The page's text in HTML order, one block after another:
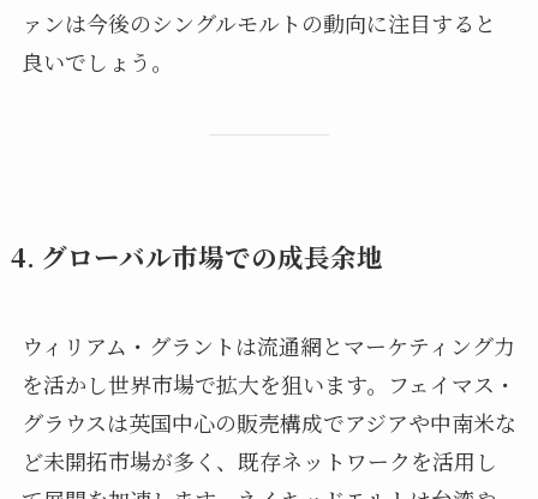
ァンは今後のシングルモルトの動向に注目すると
良いでしょう。
4. グローバル市場での成長余地
ウィリアム・グラントは流通網とマーケティング力
を活かし世界市場で拡大を狙います。フェイマス・
グラウスは英国中心の販売構成でアジアや中南米な
ど未開拓市場が多く、既存ネットワークを活用し